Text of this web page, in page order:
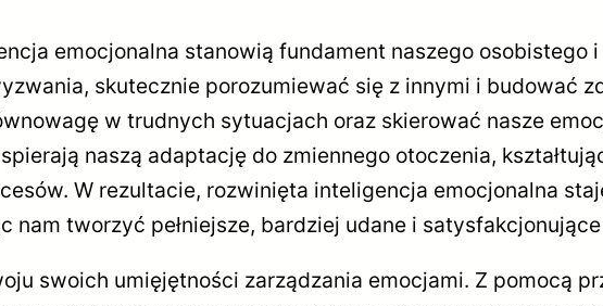
emocjonalna stanowią fundament naszego osobistego
skutecznie porozumiewać się z innymi i budować
w trudnych sytuacjach oraz skierować nasze
naszą adaptację do zmiennego otoczenia,
W rezultacie, rozwinięta inteligencja emocjonalna
tworzyć pełniejsze, bardziej udane i
swoich umięjętności zarządzania emocjami. Z pomocą